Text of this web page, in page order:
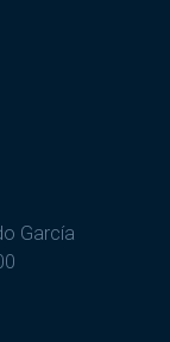
García